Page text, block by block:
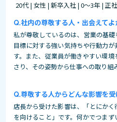
20代 | 女性 | 新卒入社 | 0～3年 | 正
社内の尊敬する人・出会えて
私が尊敬しているのは、営業の基礎
目標に対する強い気持ちや行動力
す。また、従業員が働きやすい環
さり、その姿勢から仕事への取り組
尊敬する人からどんな影響を受
店長から受けた影響は、「とにか
を向けること」です。何かでつま